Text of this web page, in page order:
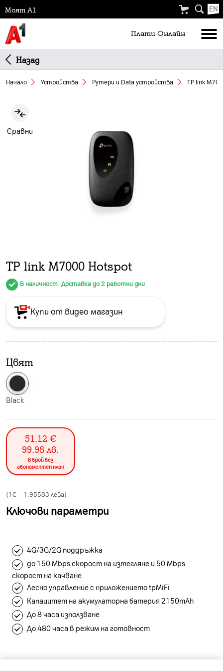
Моят А1 EN
Плати Oнлайн
Назад
Начало Устройства Рутери и Data устройства TP link
Сравни
TP link M7000 Hotspot
В наличност. Доставка до 2 работни дни
Купи от видео магазин
Цвят
Black
51.12 €
99.98 лв.
в брой без
абонаментен план
(1€ = 1.95583 лева)
Ключови параметри
4G/3G/2G поддръжка
до 150 Mbps скорост на изтегляне и 50 Mbps
скорост на качване
Лесно управление с приложението tpMiFi
Капацитет на акумулаторна батерия 2150mAh
До 8 часа използване
До 480 часа в режим на готовност